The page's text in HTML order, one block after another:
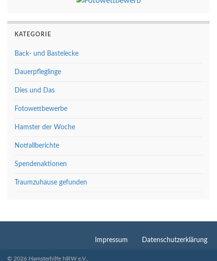
KATEGORIE
Back- und Bastelecke
Dauerpfleglinge
Dies und Das
Fotowettbewerbe
Hamster der Woche
Notfallberichte
Spendenaktionen
Traumzuhause gefunden
Impressum Datenschutzerklärung
© 2026 Hamsterhilfe NRW e.V..